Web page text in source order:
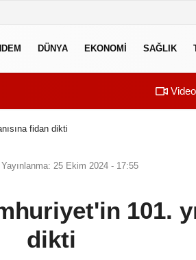
DÜNYA EKONOMI SAĞLIK
fidan dikti
Yayınlanma: 25 Ekim 2024 - 17:55
101.
dikti